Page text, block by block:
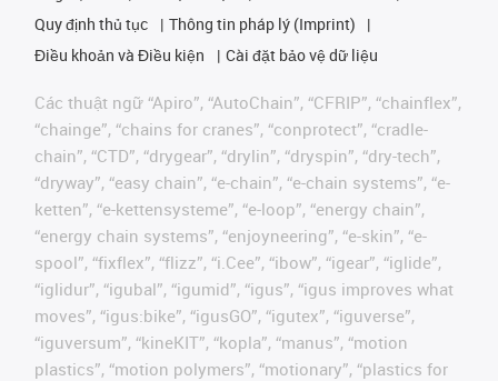
Quy định thủ tục
Thông tin pháp lý (Imprint)
Điều khoản và Điều kiện
Cài đặt bảo vệ dữ liệu
Các thuật ngữ “Apiro”, “AutoChain”, “CFRIP”, “chainflex”,
“chainge”, “chains for cranes”, “conprotect”, “cradle-
chain”, “CTD”, “drygear”, “drylin”, “dryspin”, “dry-tech”,
“dryway”, “easy chain”, “e-chain”, “e-chain systems”, “e-
ketten”, “e-kettensysteme”, “e-loop”, “energy chain”,
“energy chain systems”, “enjoyneering”, “e-skin”, “e-
spool”, “fixflex”, “flizz”, “i.Cee”, “ibow”, “igear”, “iglide”,
“iglidur”, “igubal”, “igumid”, “igus”, “igus improves what
moves”, “igus:bike”, “igusGO”, “igutex”, “iguverse”,
“iguversum”, “kineKIT”, “kopla”, “manus”, “motion
plastics”, “motion polymers”, “motionary”, “plastics for